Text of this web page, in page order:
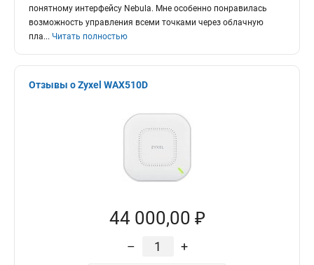
понятному интерфейсу Nebula. Мне особенно понравилась
возможность управления всеми точками через облачную
пла... Читать полностью
Отзывы о Zyxel WAX510D
44 000,00 ₽
– +